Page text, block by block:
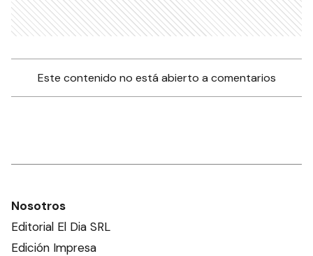
Este contenido no está abierto a comentarios
Nosotros
Editorial El Dia SRL
Edición Impresa